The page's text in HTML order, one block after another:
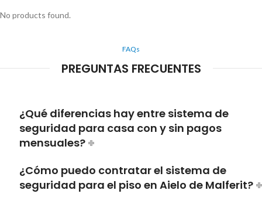
No products found.
FAQs
PREGUNTAS FRECUENTES
¿Qué diferencias hay entre sistema de
seguridad para casa con y sin pagos
mensuales?
¿Cómo puedo contratar el sistema de
seguridad para el piso en Aielo de Malferit?